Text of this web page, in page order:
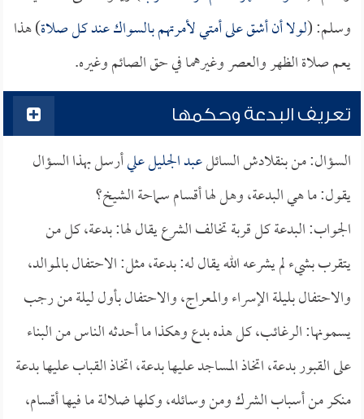
وسلم: (لولا أن أشق على أمتي لأمرتهم بالسواك عند كل صلاة) هذا
يعم صلاة الظهر والعصر وغيرهما في حق الصائم وغيره.
تعريف البدعة وحكمها
السؤال: من بنقلادش السائلعبد الجليل عليأرسل بهذا السؤال
يقول: ما هي البدعة، وهل لها أقسام سماحة الشيخ؟
الجواب: البدعة كل قربة تخالف الشرع يقال لها: بدعة، كل من
يتقرب بشيء لم يشرعه الله يقال له: بدعة، مثل: الاحتفال بالموالد،
والاحتفال بليلة الإسراء والمعراج، والاحتفال بأول ليلة من رجب
يسمونها: الرغائب، كل هذه بدع وهكذا ما أحدثه الناس من البناء
على القبور بدعة، اتخاذ المساجد عليها بدعة، اتخاذ القباب عليها بدعة
منكر من أسباب الشرك ومن وسائله، وكلها ضلالة ما فيها أقسام،